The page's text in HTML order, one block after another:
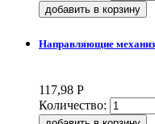
Направляющие
117,98 Р
Количество: